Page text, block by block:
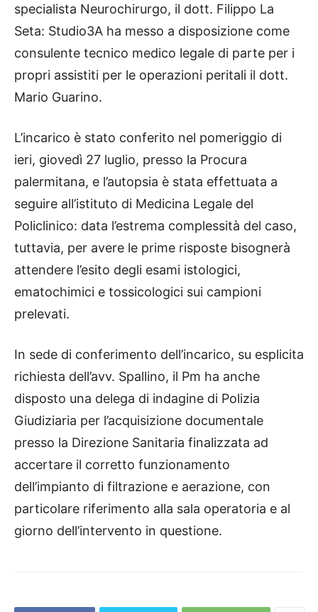
specialista Neurochirurgo, il dott. Filippo La
Seta: Studio3A ha messo a disposizione come
consulente tecnico medico legale di parte per i
propri assistiti per le operazioni peritali il dott.
Mario Guarino.
L’incarico è stato conferito nel pomeriggio di
ieri, giovedì 27 luglio, presso la Procura
palermitana, e l’autopsia è stata effettuata a
seguire all’istituto di Medicina Legale del
Policlinico: data l’estrema complessità del caso,
tuttavia, per avere le prime risposte bisognerà
attendere l’esito degli esami istologici,
ematochimici e tossicologici sui campioni
prelevati.
In sede di conferimento dell’incarico, su esplicita
richiesta dell’avv. Spallino, il Pm ha anche
disposto una delega di indagine di Polizia
Giudiziaria per l’acquisizione documentale
presso la Direzione Sanitaria finalizzata ad
accertare il corretto funzionamento
dell’impianto di filtrazione e aerazione, con
particolare riferimento alla sala operatoria e al
giorno dell’intervento in questione.